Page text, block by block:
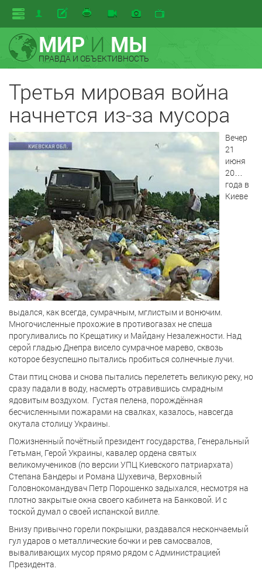
МИРИ МЫ
ПРАВДА И ОБЪЕКТИВНОСТЬ
Третья мировая война
начнется из-за мусора
Вечер
21
июня
20…
года в
Киеве
выдался, как всегда, сумрачным, мглистым и вонючим.
Многочисленные прохожие в противогазах не спеша
прогуливались по Крещатику и Майдану Незалежности. Над
серой гладью Днепра висело сумрачное марево, сквозь
которое безуспешно пытались пробиться солнечные лучи.
Стаи птиц снова и снова пытались перелететь великую реку, но
сразу падали в воду, насмерть отравившись смрадным
ядовитым воздухом. Густая пелена, порождённая
бесчисленными пожарами на свалках, казалось, навсегда
окутала столицу Украины.
Пожизненный почётный президент государства, Генеральный
Гетьман, Герой Украины, кавалер ордена святых
великомучеников (по версии УПЦ Киевского патриархата)
Степана Бандеры и Романа Шухевича, Верховный
Головнокомандувач Петр Порошенко задыхался, несмотря на
плотно закрытые окна своего кабинета на Банковой. И с
тоской думал о своей испанской вилле.
Внизу привычно горели покрышки, раздавался нескончаемый
гул ударов о металлические бочки и рев самосвалов,
вываливающих мусор прямо рядом с Администрацией
Президента.